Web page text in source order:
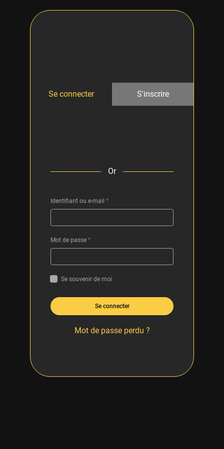
Se connecter S'inscrire
Or
Identifiant ou e-mail *
Mot de passe *
Se souvenir de moi
Se connecter
Mot de passe perdu ?